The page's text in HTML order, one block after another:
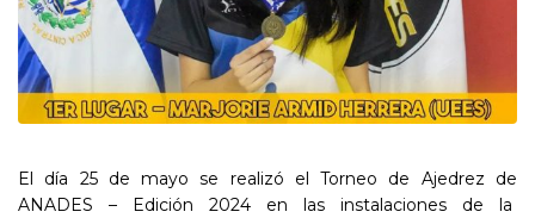
El día 25 de mayo se realizó el Torneo de Ajedrez de
ANADES – Edición 2024 en las instalaciones de la